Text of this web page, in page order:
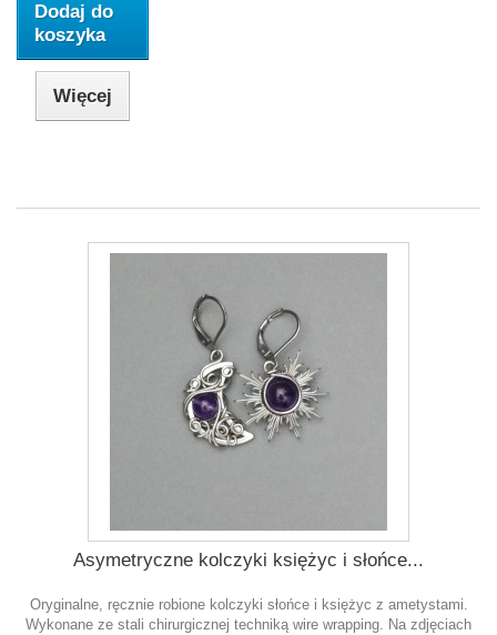
Dodaj do
koszyka
Więcej
Asymetryczne kolczyki księżyc i słońce...
Oryginalne, ręcznie robione kolczyki słońce i księżyc z ametystami.
Wykonane ze stali chirurgicznej techniką wire wrapping. Na zdjęciach